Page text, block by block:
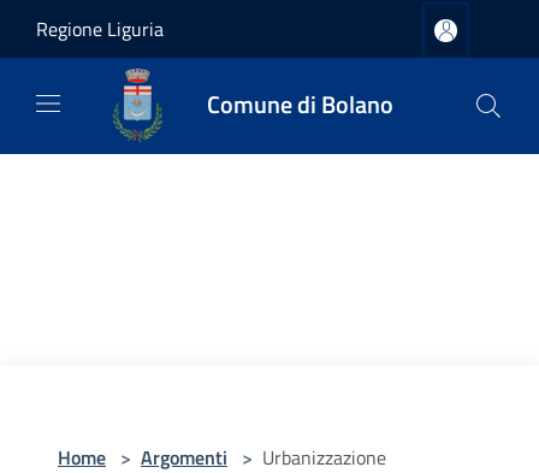
Regione Liguria
Comune di Bolano
Home > Argomenti > Urbanizzazione